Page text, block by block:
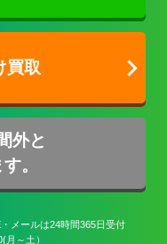
買取
外と
。
メールは24時間365日受付
月～土）